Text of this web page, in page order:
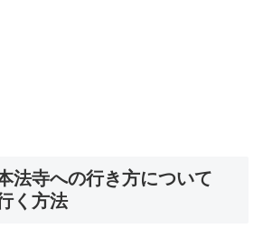
法寺への行き方について
く方法